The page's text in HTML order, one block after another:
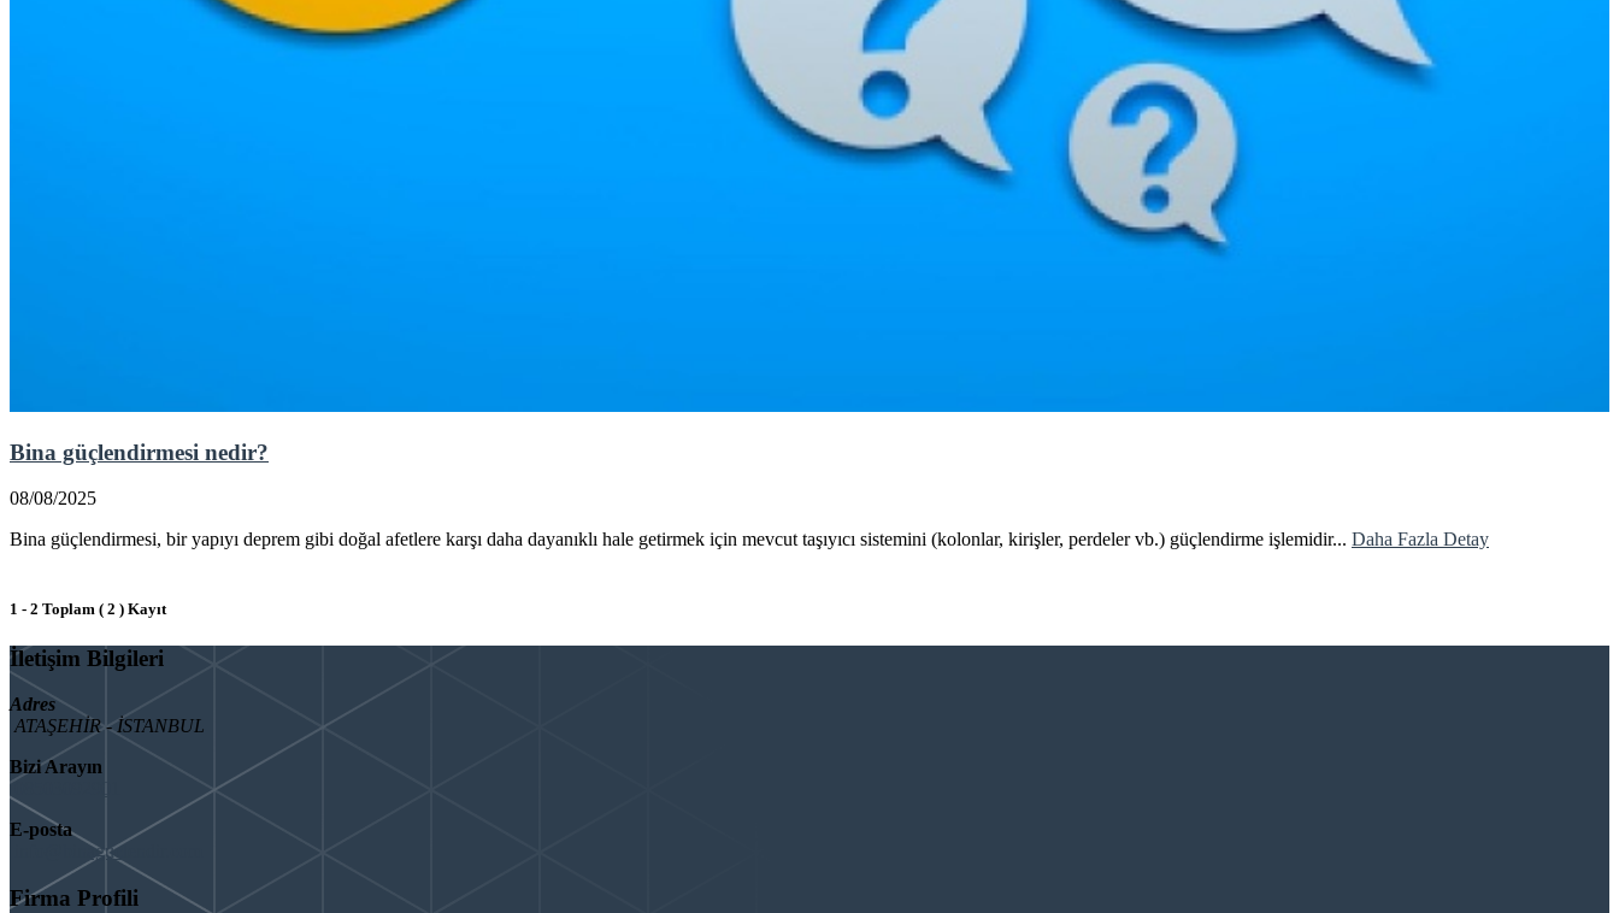
Bina güçlendirmesi nedir?
08/08/2025
Bina güçlendirmesi, bir yapıyı deprem gibi doğal afetlere karşı daha dayanıklı hale getirmek için mevcut taşıyıcı sistemini (kolonlar, kirişler, perdeler vb.) güçlendirme işlemidir... Daha Fazla Detay
1 - 2 Toplam ( 2 ) Kayıt
İletişim Bilgileri
Adres
ATAŞEHİR - İSTANBUL
Bizi Arayın
E-posta
info@binaguclendir.com
Firma Profili